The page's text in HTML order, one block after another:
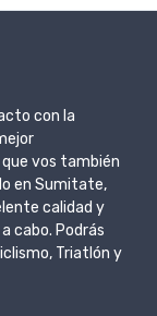
con la
vos también
en Sumitate,
calidad y
cabo. Podrás
Triatlón y